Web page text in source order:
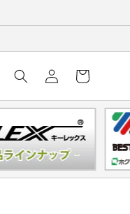
ロ
グ
イ
ン
ー